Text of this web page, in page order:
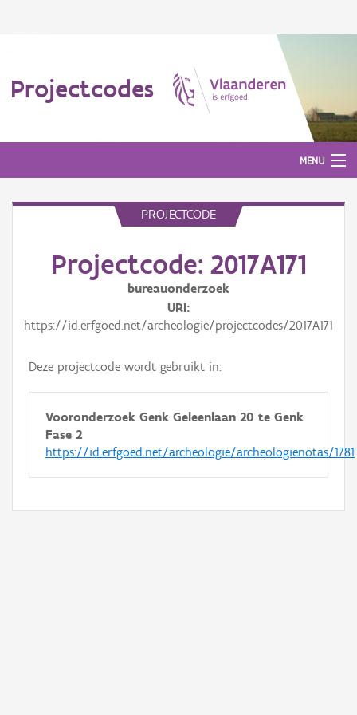
Projectcodes
MENU
PROJECTCODE
Projectcode: 2017A171
bureauonderzoek
URI
https://id.erfgoed.net/archeologie/projectcodes/2017A171
Deze projectcode wordt gebruikt in:
Vooronderzoek Genk Geleenlaan 20 te Genk
Fase 2
https://id.erfgoed.net/archeologie/archeologienotas/1781